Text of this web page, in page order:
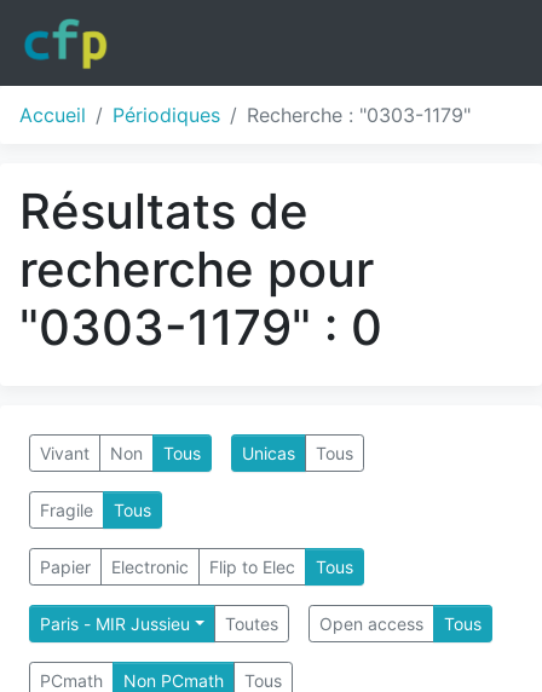
Accueil Périodiques Recherche : "0303-1179"
Résultats de
recherche pour
"0303-1179" : 0
Vivant Non Tous Unicas Tous
Fragile Tous
Papier Electronic Flip to Elec Tous
Paris - MIR Jussieu Toutes Open access Tous
PCmath Non PCmath Tous